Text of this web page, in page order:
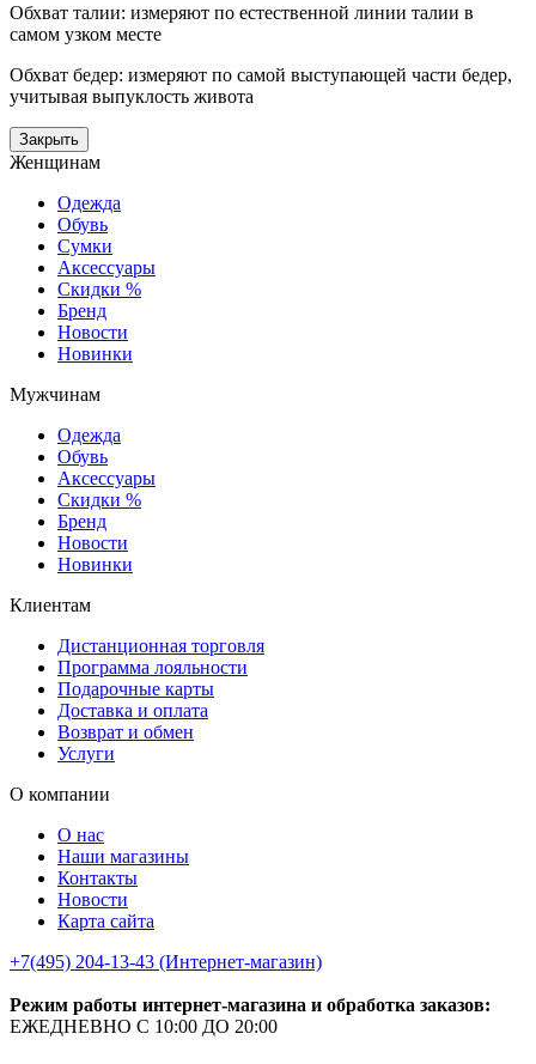
Обхват талии: измеряют по естественной линии талии в
самом узком месте
Обхват бедер: измеряют по самой выступающей части бедер,
учитывая выпуклость живота
Закрыть
Женщинам
Одежда
Обувь
Сумки
Аксессуары
Скидки %
Бренд
Новости
Новинки
Мужчинам
Одежда
Обувь
Аксессуары
Скидки %
Бренд
Новости
Новинки
Клиентам
Дистанционная торговля
Программа лояльности
Подарочные карты
Доставка и оплата
Возврат и обмен
Услуги
О компании
О нас
Наши магазины
Контакты
Новости
Карта сайта
+7(495) 204-13-43 (Интернет-магазин)
Режим работы интернет-магазина и обработка заказов:
ЕЖЕДНЕВНО С 10:00 ДО 20:00